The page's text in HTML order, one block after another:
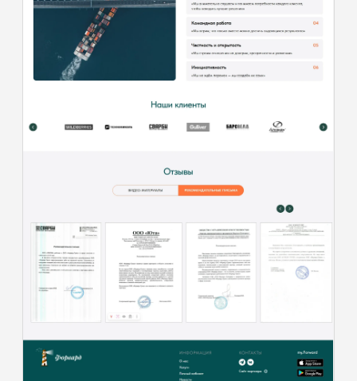
Для обсуждения вашего проекта,
оставьте заявку или можете
связаться удобным для вас способом
[ обсудить проект ]
Екатерина
+7-904-557-92-86
Артем
+7-951-680-74-71
artandkate22@mail.ru
E-mail
Свяжитесь с нами удобным